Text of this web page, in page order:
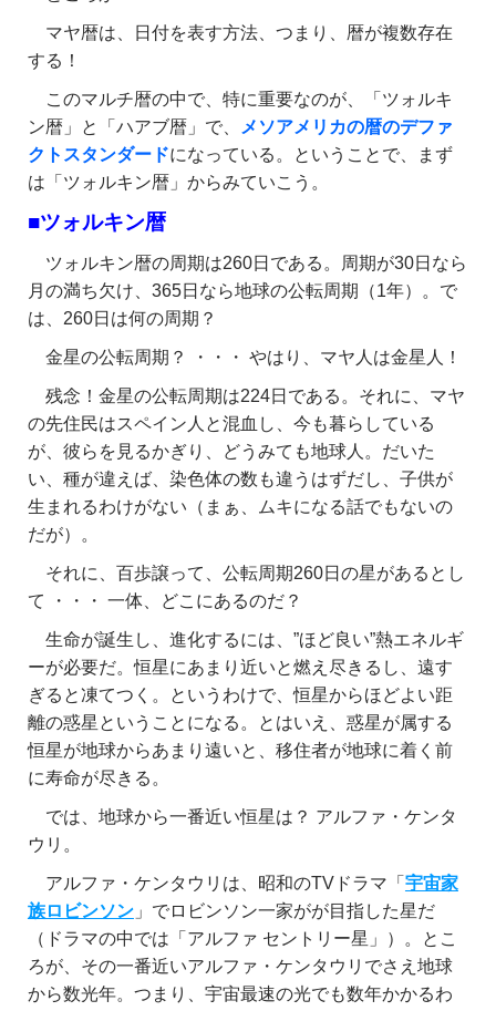
マヤ暦は、日付を表す方法、つまり、暦が複数存在
する！
このマルチ暦の中で、特に重要なのが、「ツォルキ
ン暦」と「ハアブ暦」で、
メソアメリカの暦のデファ
クトスタンダードになっている。ということで、まず
は「ツォルキン暦」からみていこう。
■ツォルキン暦
ツォルキン暦の周期は260日である。周期が30日なら
月の満ち欠け、365日なら地球の公転周期（1年）。で
は、260日は何の周期？
金星の公転周期？ ・・・ やはり、マヤ人は金星人！
残念！金星の公転周期は224日である。それに、マヤ
の先住民はスペイン人と混血し、今も暮らしている
が、彼らを見るかぎり、どうみても地球人。だいた
い、種が違えば、染色体の数も違うはずだし、子供が
生まれるわけがない（まぁ、ムキになる話でもないの
だが）。
それに、百歩譲って、公転周期260日の星があるとし
て ・・・ 一体、どこにあるのだ？
生命が誕生し、進化するには、”ほど良い”熱エネルギ
ーが必要だ。恒星にあまり近いと燃え尽きるし、遠す
ぎると凍てつく。というわけで、恒星からほどよい距
離の惑星ということになる。とはいえ、惑星が属する
恒星が地球からあまり遠いと、移住者が地球に着く前
に寿命が尽きる。
では、地球から一番近い恒星は？ アルファ・ケンタ
ウリ。
アルファ・ケンタウリは、昭和のTVドラマ「 宇宙家
族ロビンソン」でロビンソン一家がが目指した星だ
（ドラマの中では「アルファ セントリー星」）。とこ
ろが、その一番近いアルファ・ケンタウリでさえ地球
から数光年。つまり、宇宙最速の光でも数年かかるわ